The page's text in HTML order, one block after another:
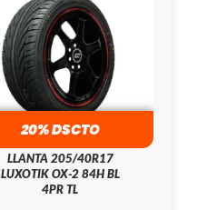
20% DSCTO
LLANTA 205/40R17
LUXOTIK OX-2 84H BL
4PR TL